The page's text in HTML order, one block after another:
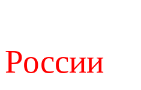
России